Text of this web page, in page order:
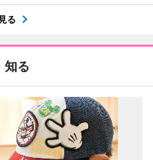
る
知る